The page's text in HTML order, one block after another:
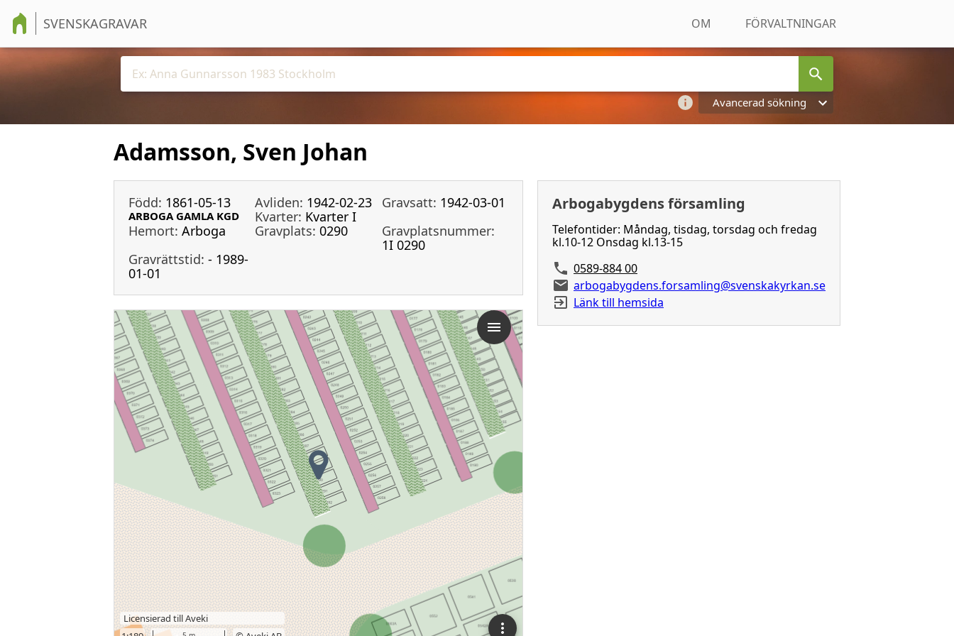
SVENSKAGRAVAR OM FÖRVALTNINGAR
Avancerad sökning
Adamsson, Sven Johan
Född: 1861-05-13 Avliden: 1942-02-23 Gravsatt: 1942-03-01
ARBOGA GAMLA KGD Kvarter: Kvarter I
Hemort: Arboga Gravplats: 0290
Gravplatsnummer:
1I 0290
Gravrättstid: - 1989-
01-01
Arbogabygdens församling
Telefontider: Måndag, tisdag, torsdag och fredag
kl.10-12 Onsdag kl.13-15
0589-884 00
arbogabygdens.forsamling@svenskakyrkan.se
Länk till hemsida